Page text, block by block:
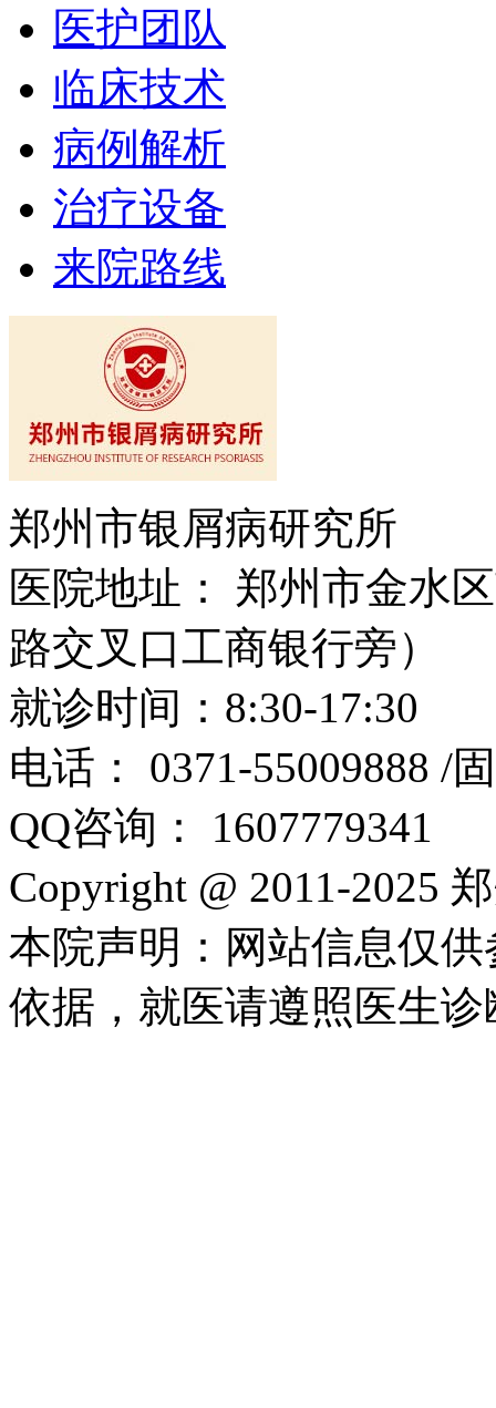
医护团队
临床技术
病例解析
治疗设备
来院路线
郑州市银屑病研究所
医院地址： 郑州市金水
路交叉口工商银行旁）
就诊时间：8:30-17:30
电话： 0371-55009888 /
QQ咨询： 1607779341
Copyright @ 2011-2025
本院声明：网站信息仅
依据，就医请遵照医生诊